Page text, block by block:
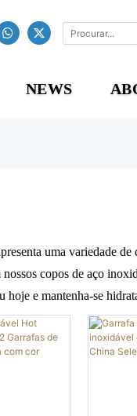
NEWS
uma variedade
copos de aço
hoje e mantenha-se